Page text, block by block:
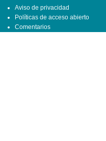
Aviso de privacidad
Políticas de acceso abierto
Comentarios